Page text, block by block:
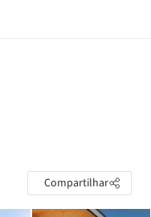
Compartilhar